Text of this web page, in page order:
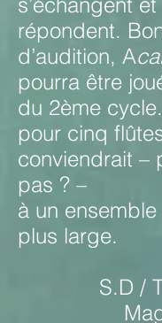
répondent.
d’audition, A
pourra être
du 2ème
pour cinq
conviendrait –
pas ? –
à un
plus large.
S.D /